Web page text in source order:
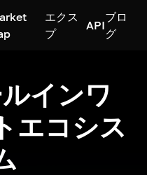
エクス
プ
API
ブロ
グ
インワ
エコシス